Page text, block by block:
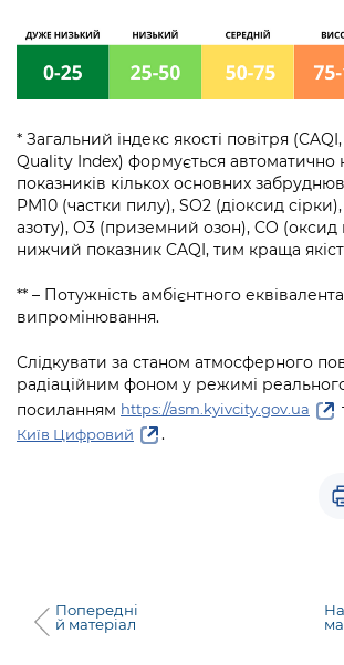
* Загальний індекс якості повітря
Quality Index) формується автоматично
показників кількох основних
PM10 (частки пилу), SO2 (діоксид
азоту), О3 (приземний озон), CO
нижчий показник CAQI, тим краща
** – Потужність амбієнтного
випромінювання.
Слідкувати за станом атмосферного
радіаційним фоном у режимі
посиланням https://asm.kyivcity.gov.ua
Київ Цифровий .
Попередні
й матеріал